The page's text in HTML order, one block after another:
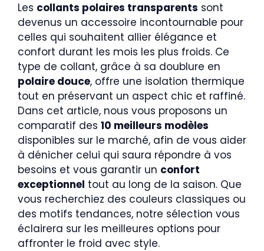
Les collants polaires transparents sont
devenus un accessoire incontournable pour
celles qui souhaitent allier élégance et
confort durant les mois les plus froids. Ce
type de collant, grâce à sa doublure en
polaire douce, offre une isolation thermique
tout en préservant un aspect chic et raffiné.
Dans cet article, nous vous proposons un
comparatif des 10 meilleurs modèles
disponibles sur le marché, afin de vous aider
à dénicher celui qui saura répondre à vos
besoins et vous garantir un confort
exceptionnel tout au long de la saison. Que
vous recherchiez des couleurs classiques ou
des motifs tendances, notre sélection vous
éclairera sur les meilleures options pour
affronter le froid avec style.